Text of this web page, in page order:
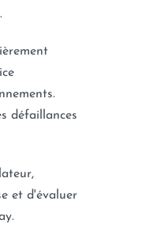
défaillances
et d'évaluer